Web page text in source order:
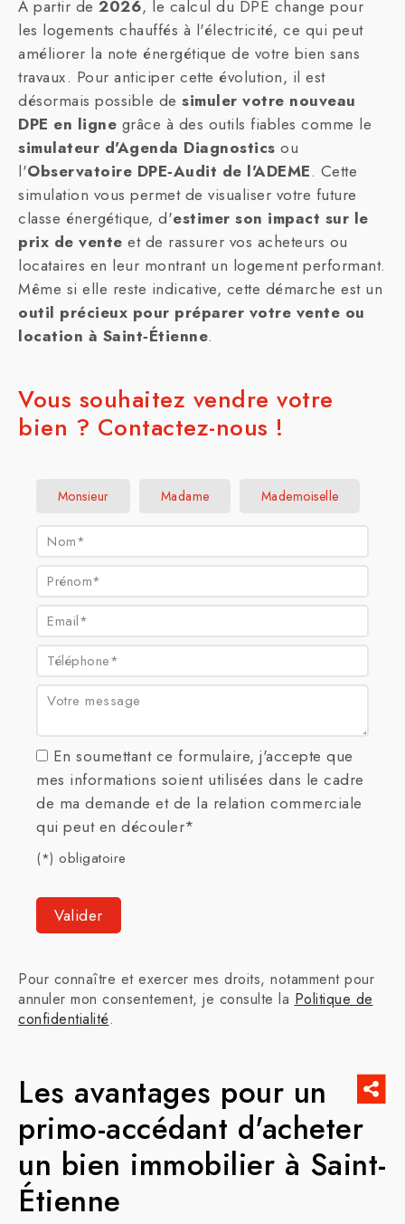
À partir de 2026, le calcul du DPE change pour
les logements chauffés à l'électricité, ce qui peut
améliorer la note énergétique de votre bien sans
travaux. Pour anticiper cette évolution, il est
désormais possible de simuler votre nouveau
DPE en ligne grâce à des outils fiables comme le
simulateur d'Agenda Diagnostics ou
l'Observatoire DPE‑Audit de l'ADEME. Cette
simulation vous permet de visualiser votre future
classe énergétique, d'estimer son impact sur le
prix de vente et de rassurer vos acheteurs ou
locataires en leur montrant un logement performant.
Même si elle reste indicative, cette démarche est un
outil précieux pour préparer votre vente ou
location à Saint‑Étienne.
Vous souhaitez vendre votre
bien ? Contactez-nous !
Civilité :
Monsieur Madame Mademoiselle
Nom* :
Prénom* :
Email* :
Téléphone* :
Votre message :
En soumettant ce formulaire, j'accepte que
mes informations soient utilisées dans le cadre
de ma demande et de la relation commerciale
qui peut en découler*
(*) obligatoire
Pour connaître et exercer mes droits, notamment pour
annuler mon consentement, je consulte la Politique de
confidentialité.
Les avantages pour un
primo-accédant d'acheter
un bien immobilier à Saint-
Étienne